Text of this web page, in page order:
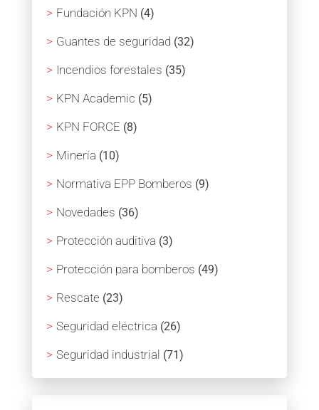
Fundación KPN (4)
Guantes de seguridad (32)
Incendios forestales (35)
KPN Academic (5)
KPN FORCE (8)
Minería (10)
Normativa EPP Bomberos (9)
Novedades (36)
Protección auditiva (3)
Protección para bomberos (49)
Rescate (23)
Seguridad eléctrica (26)
Seguridad industrial (71)